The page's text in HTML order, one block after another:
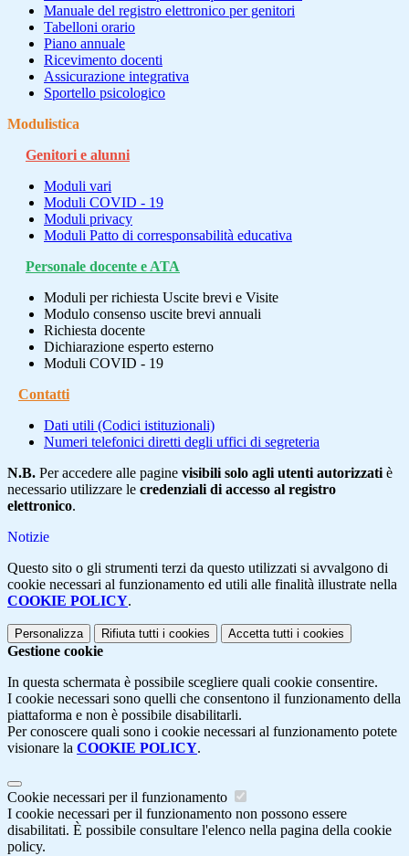
Manuale del registro elettronico per genitori
Tabelloni orario
Piano annuale
Ricevimento docenti
Assicurazione integrativa
Sportello psicologico
Modulistica
Genitori e alunni
Moduli vari
Moduli COVID - 19
Moduli privacy
Moduli Patto di corresponsabilità educativa
Personale docente e ATA
Moduli per richiesta Uscite brevi e Visite
Modulo consenso uscite brevi annuali
Richiesta docente
Dichiarazione esperto esterno
Moduli COVID - 19
Contatti
Dati utili (Codici istituzionali)
Numeri telefonici diretti degli uffici di segreteria
N.B. Per accedere alle pagine visibili solo agli utenti autorizzati è
necessario utilizzare le credenziali di accesso al registro
elettronico.
Notizie
Questo sito o gli strumenti terzi da questo utilizzati si avvalgono di
cookie necessari al funzionamento ed utili alle finalità illustrate nella
COOKIE POLICY.
Personalizza Rifiuta tutti i cookies Accetta tutti i cookies
Gestione cookie
In questa schermata è possibile scegliere quali cookie consentire.
I cookie necessari sono quelli che consentono il funzionamento della
piattaforma e non è possibile disabilitarli.
Per conoscere quali sono i cookie necessari al funzionamento potete
visionare la COOKIE POLICY.
Cookie necessari per il funzionamento
I cookie necessari per il funzionamento non possono essere
disabilitati. È possibile consultare l'elenco nella pagina della cookie
policy.